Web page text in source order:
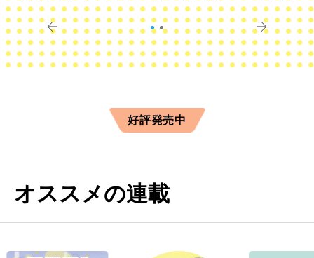
きに
すか？
好評発売中
オススメの連載